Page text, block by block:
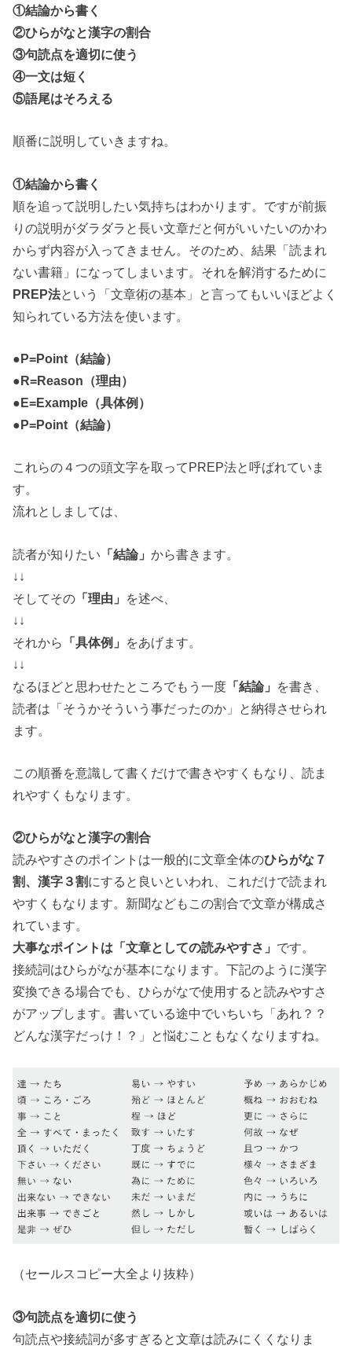
①結論から書く
②ひらがなと漢字の割合
③句読点を適切に使う
④一文は短く
⑤語尾はそろえる
順番に説明していきますね。
①結論から書く
順を追って説明したい気持ちはわかります。ですが前振
りの説明がダラダラと長い文章だと何がいいたいのかわ
からず内容が入ってきません。そのため、結果「読まれ
ない書籍」になってしまいます。 それを解消するために
PREP法という「文章術の基本」と言ってもいいほどよく
知られている方法を使います。
●P=Point（結論）
●R=Reason（理由）
●E=Example（具体例）
●P=Point（結論）
これらの４つの頭文字を取って PREP法と呼ばれていま
す。
流れとしましては、
読者が知りたい 「結論」から書きます。
↓↓
そしてその 「理由」 を述べ、
↓↓
それから
「具体例」 をあげます。
↓↓
なるほどと思わせたところでもう一度 「結論」 を書き、
読者は「そうかそういう事だったのか」と納得させられ
ます。
この順番を意識して書くだけで書きやすくもなり、読ま
れやすくもなります。
②ひらがなと漢字の割合
読みやすさのポイントは一般的に文章全体のひらがな７
割、漢字３割にすると良いといわれ、これだけで読まれ
やすくもなります。新聞などもこの割合で文章が構成さ
れています。
大事なポイントは「文章としての読みやすさ」 です。
接続詞はひらがなが基本になります。下記のように漢字
変換できる場合でも、ひらがなで使用すると読みやすさ
がアップします。書いている途中でいちいち「あれ？？
どんな漢字だっけ！？」と悩むこともなくなりますね。
（セールスコピー大全より抜粋）
③句読点を適切に使う
句読点や接続詞が多すぎると文章は読みにくくなりま